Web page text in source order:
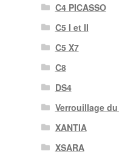
C4 PICASSO
C5 I et II
C5 X7
C8
DS4
Verrouillage
XANTIA
XSARA